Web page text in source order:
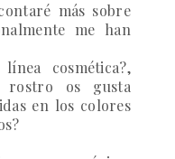
más sobre
me han
cosmética?,
rostro os gusta
en los colores